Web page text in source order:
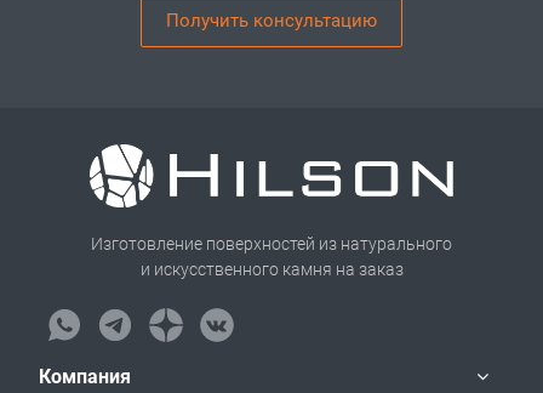
Получить консультацию
Изготовление поверхностей из натурального
и искусственного камня на заказ
Компания